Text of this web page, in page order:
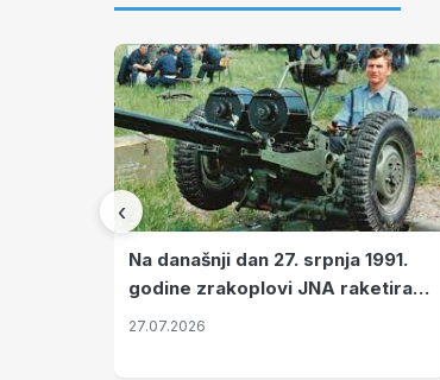
‹
Na današnji dan 27. srpnja 1991.
godine zrakoplovi JNA raketirali
su vojarnu i obučni centar "Nikola
27.07.2026